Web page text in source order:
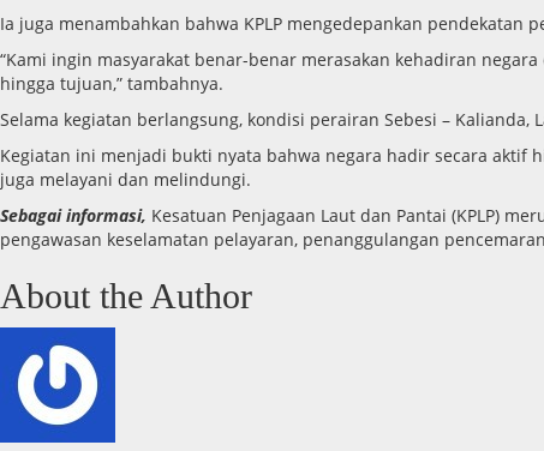
Ia juga menambahkan bahwa KPLP mengedepankan pendekatan
“Kami ingin masyarakat benar-benar merasakan kehadiran
hingga tujuan,” tambahnya.
Selama kegiatan berlangsung, kondisi perairan Sebesi –
Kegiatan ini menjadi bukti nyata bahwa negara hadir secara
juga melayani dan melindungi.
Sebagai informasi, Kesatuan Penjagaan Laut dan Pantai (KPLP)
pengawasan keselamatan pelayaran, penanggulangan
About the Author